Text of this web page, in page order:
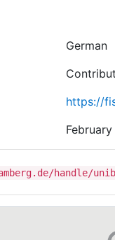
German
https://
February
handle/